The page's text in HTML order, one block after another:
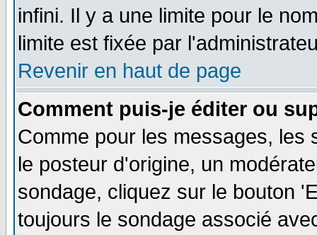
infini. Il y a une limite pour le
limite est fixée par
Revenir en haut de page
Comment puis-je éditer ou
Comme pour les messages, les
le posteur d'origine, un
sondage, cliquez sur le bouton
toujours le sondage associé